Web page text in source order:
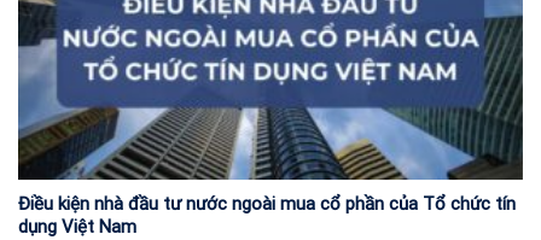
Điều kiện nhà đầu tư nước ngoài mua cổ phần của Tổ chức tín
dụng Việt Nam